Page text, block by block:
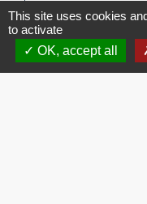
J'ai besoin de
This site uses cookies
to activate
OK, accept all